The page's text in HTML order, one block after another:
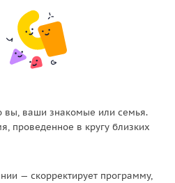
в первой точке
включаться автоматически в
людям, которые идут
скачать аудиогид.
наушники и пауэрбэнк
вы, ваши знакомые или семья.
проведенное в кругу близких
— скорректирует программу,